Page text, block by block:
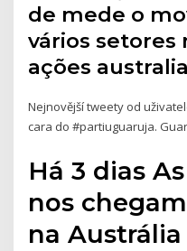
de mede o
vários setores
ações
Nejnovější tweety od
cara do #partiuguaruja.
Há 3 dias
nos
na Austrália